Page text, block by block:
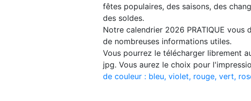
fêtes populaires, des saisons, des
des soldes.
Notre calendrier 2026 PRATIQUE vous
de nombreuses informations utiles.
Vous pourrez le télécharger librement
jpg. Vous aurez le choix pour
de couleur : bleu, violet, rouge, vert,